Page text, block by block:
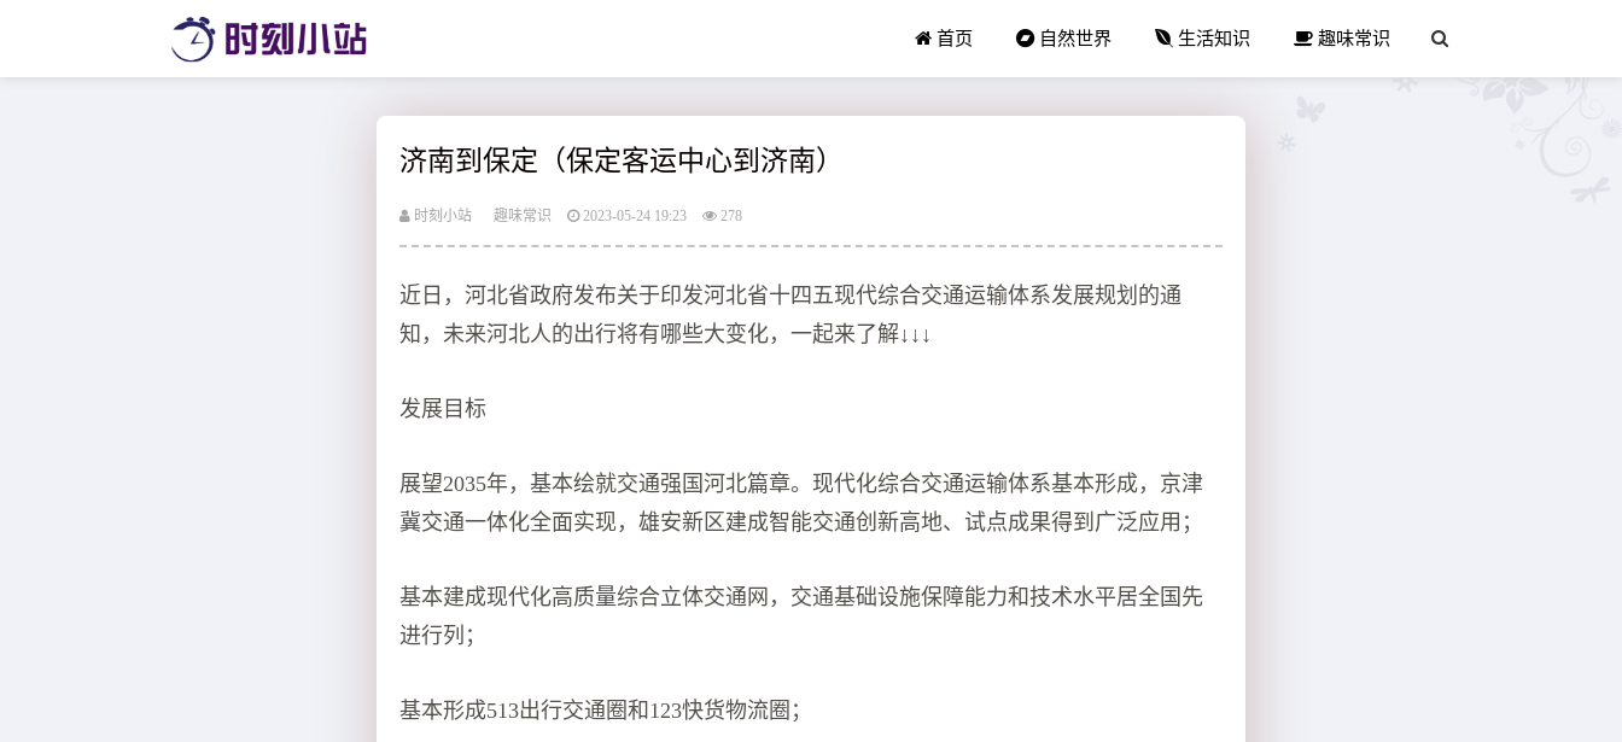
首页 自然世界 生活知识 趣味常识
济南到保定（保定客运中心到济南）
时刻小站 趣味常识 2023-05-24 19:23 278
近日，河北省政府发布关于印发河北省十四五现代综合交通运输体系发展规划的通
知，未来河北人的出行将有哪些大变化，一起来了解↓↓↓
发展目标
展望2035年，基本绘就交通强国河北篇章。现代化综合交通运输体系基本形成，京津
冀交通一体化全面实现，雄安新区建成智能交通创新高地、试点成果得到广泛应用；
基本建成现代化高质量综合立体交通网，交通基础设施保障能力和技术水平居全国先
进行列；
基本形成513出行交通圈和123快货物流圈；